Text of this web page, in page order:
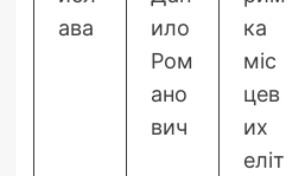
ава
ило
Ром
ано
вич
ка
міс
цев
их
еліт